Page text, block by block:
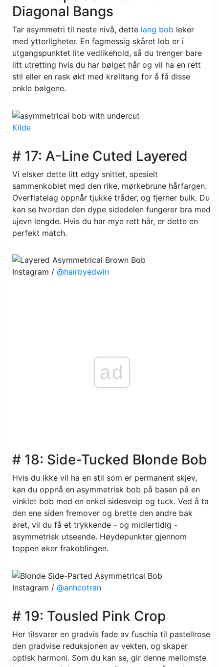
Diagonal Bangs
Tar asymmetri til neste nivå, dette lang bob leker
med ytterligheter. En fagmessig skåret lob er i
utgangspunktet lite vedlikehold, så du trenger bare
litt utretting hvis du har bølget hår og vil ha en rett
stil eller en rask økt med krølltang for å få disse
enkle bølgene.
Kilde
# 17: A-Line Cuted Layered
Vi elsker dette litt edgy snittet, spesielt
sammenkoblet med den rike, mørkebrune hårfargen.
Overflatelag oppnår tjukke tråder, og fjerner bulk. Du
kan se hvordan den dype sidedelen fungerer bra med
ujevn lengde. Hvis du har mye rett hår, er dette en
perfekt match.
Instagram / @hairbyedwin
ad
# 18: Side-Tucked Blonde Bob
Hvis du ikke vil ha en stil som er permanent skjev,
kan du oppnå en asymmetrisk bob på basen på en
vinklet bob med en enkel sidesveip og tuck. Ved å ta
den ene siden fremover og brette den andre bak
øret, vil du få et trykkende - og midlertidig -
asymmetrisk utseende. Høydepunkter gjennom
toppen øker frakoblingen.
Instagram / @anhcotran
# 19: Tousled Pink Crop
Her tilsvarer en gradvis fade av fuschia til pastellrose
den gradvise reduksjonen av vekten, og skaper
optisk harmoni. Som du kan se, gir denne mellomste